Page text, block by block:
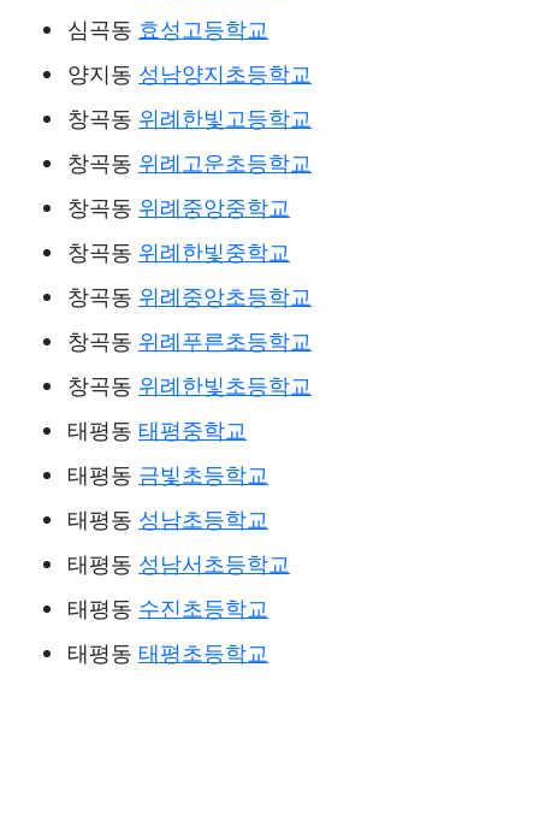
심곡동 효성고등학교
양지동 성남양지초등학교
창곡동 위례한빛고등학교
창곡동 위례고운초등학교
창곡동 위례중앙중학교
창곡동 위례한빛중학교
창곡동 위례중앙초등학교
창곡동 위례푸른초등학교
창곡동 위례한빛초등학교
태평동 태평중학교
태평동 금빛초등학교
태평동 성남초등학교
태평동 성남서초등학교
태평동 수진초등학교
태평동 태평초등학교